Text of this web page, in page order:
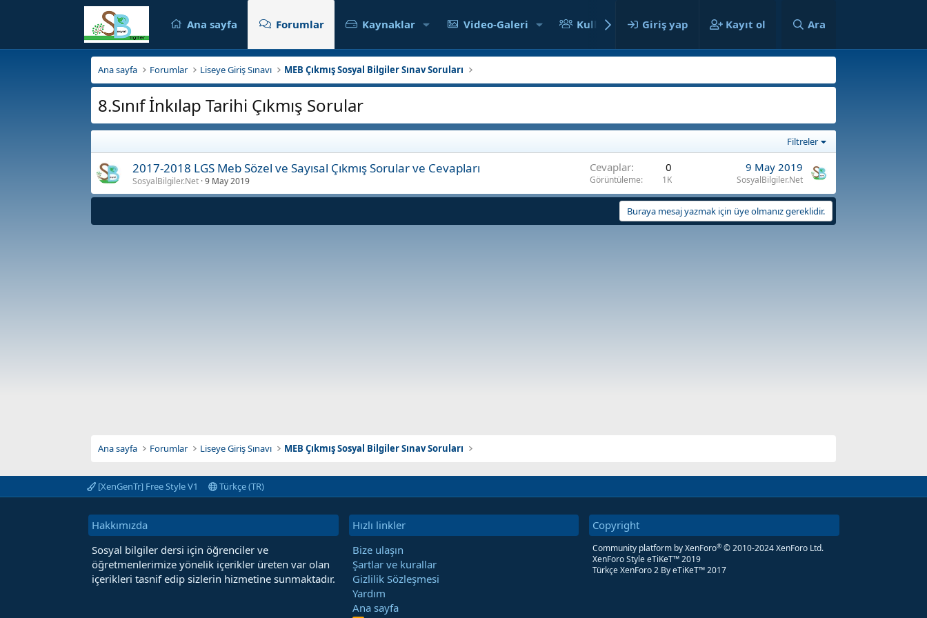
Ana sayfa Forumlar Kaynaklar Video-Galeri Kullanıcılar Giriş yap Kayıt ol Ara
Ana sayfa Forumlar Liseye Giriş Sınavı MEB Çıkmış Sosyal Bilgiler Sınav Soruları
8.Sınıf İnkılap Tarihi Çıkmış Sorular
Filtreler
2017-2018 LGS Meb Sözel ve Sayısal Çıkmış Sorular ve Cevapları
SosyalBilgiler.Net 9 May 2019
Cevaplar 0
Görüntüleme 1K
9 May 2019
SosyalBilgiler.Net
Buraya mesaj yazmak için üye olmanız gereklidir.
Ana sayfa Forumlar Liseye Giriş Sınavı MEB Çıkmış Sosyal Bilgiler Sınav Soruları
[XenGenTr] Free Style V1 Türkçe (TR)
Hakkımızda
Sosyal bilgiler dersi için öğrenciler ve
öğretmenlerimize yönelik içerikler üreten var olan
içerikleri tasnif edip sizlerin hizmetine sunmaktadır.
Hızlı linkler
Bize ulaşın
Şartlar ve kurallar
Gizlilik Sözleşmesi
Yardım
Ana sayfa
Copyright
Community platform by XenForo® © 2010-2024 XenForo Ltd.
XenForo Style eTiKeT™ 2019
Türkçe XenForo 2By eTiKeT™ 2017